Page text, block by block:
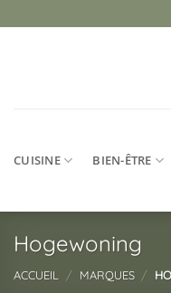
au
CUISINE BIEN-ÊTRE
Hogewoning
ACCUEIL / MARQUES /